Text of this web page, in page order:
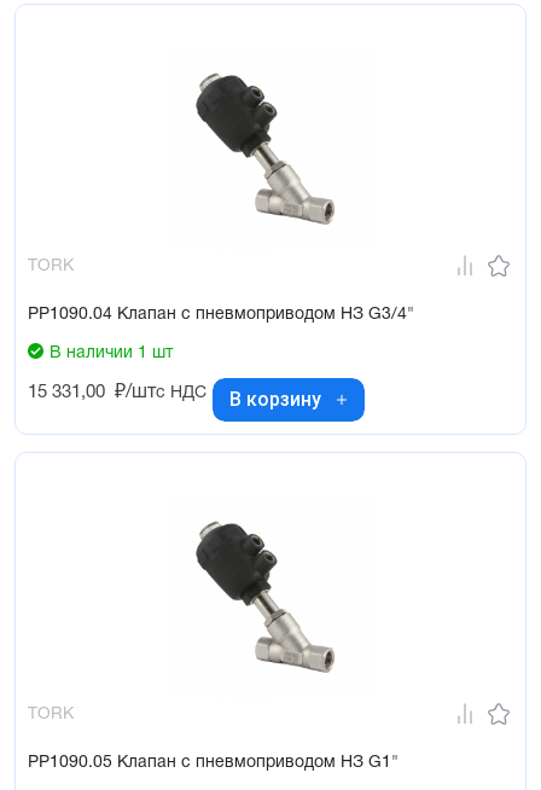
TORK
PP1090.04 Клапан с пневмоприводом НЗ G3/4"
В наличии 1 шт
15 331,00 ₽/штс НДС В корзину
TORK
PP1090.05 Клапан с пневмоприводом НЗ G1"